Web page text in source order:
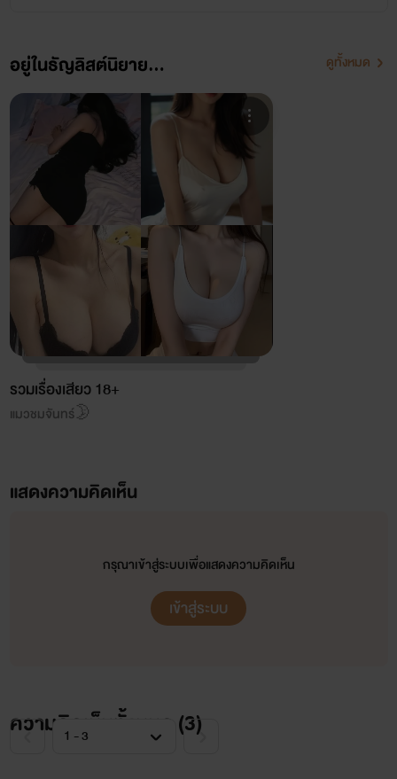
อยู่ในธัญลิสต์นิยาย... ดูทั้งหมด
รวมเรื่องเสียว 18+
แมวชมจันทร์🌛
แสดงความคิดเห็น
กรุณาเข้าสู่ระบบเพื่อแสดงความคิดเห็น
เข้าสู่ระบบ
ความคิดเห็นทั้งหมด (3)